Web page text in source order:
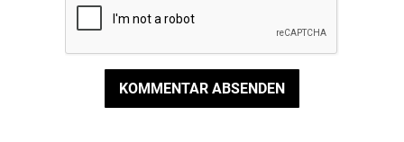
KOMMENTAR ABSENDEN